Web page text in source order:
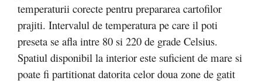
temperaturii corecte pentru prepararea cartofilor
prajiti. Intervalul de temperatura pe care il poti
preseta se afla intre 80 si 220 de grade Celsius.
Spatiul disponibil la interior este suficient de mare si
poate fi partitionat datorita celor doua zone de gatit